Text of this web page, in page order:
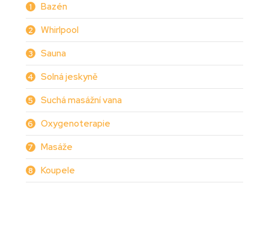
1 Bazén
2 Whirlpool
3 Sauna
4 Solná jeskyně
5 Suchá masážní vana
6 Oxygenoterapie
7 Masáže
8 Koupele